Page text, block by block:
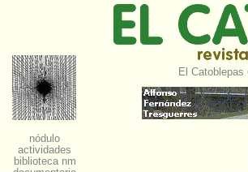
El Catoblepas